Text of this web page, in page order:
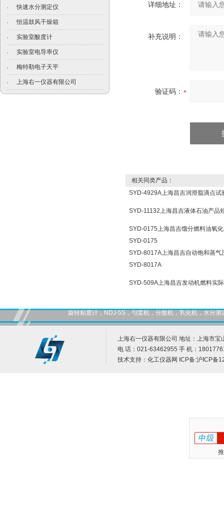
· 快速水分测定仪
· 恒温鼓风干燥箱
· 实验室酸度计
· 实验室电导率仪
· 梅特勒电子天平
· 上海右一仪器有限公司
详细地址：
补充说明：
验证码：
相关同类产品：
SYD-4929A上海昌吉润滑脂滴点
SYD-11132上海昌吉液体石油产品
SYD-0175上海昌吉馏分燃料油氧
SYD-0175
SYD-8017A上海昌吉自动饱和蒸气
SYD-8017A
SYD-509A上海昌吉发动机燃料实
旋转粘度计，NDJ-5S，匀桨机，分散机，乳化机，水分
上海右一仪器有限公司 地址：上海市宝
电 话：021-63462955 手 机：
技术支持： 化工仪器网 ICP备:沪ICP备